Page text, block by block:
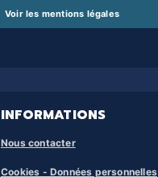
Voir les mentions légales
INFORMATIONS
Nous contacter
Cookies - Données personnelles